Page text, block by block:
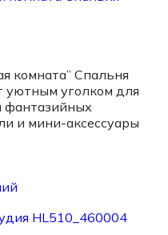
комната” Спальня
уютным уголком для
фантазийных
и мини-аксессуары
HL510_460004